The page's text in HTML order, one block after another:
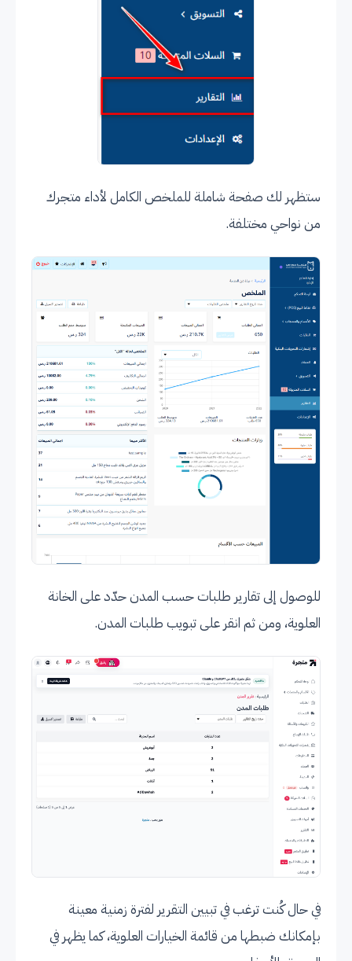
ستظهر لك صفحة شاملة للملخص الكامل لأداء متجرك
من نواحي مختلفة.
للوصول إلى تقارير طلبات حسب المدن حدّد على الخانة
العلوية، ومن ثم انقر على تبويب طلبات المدن.
في حال كُنت ترغب في تبيين التقرير لفترة زمنية معينة
بإمكانك ضبطها من قائمة الخيارات العلوية، كما يظهر في